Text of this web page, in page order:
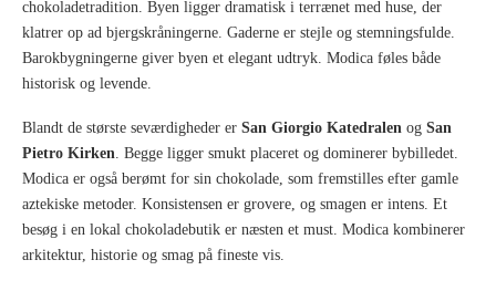
chokoladetradition. Byen ligger dramatisk i terrænet med huse, der
klatrer op ad bjergskråningerne. Gaderne er stejle og stemningsfulde.
Barokbygningerne giver byen et elegant udtryk. Modica føles både
historisk og levende.
Blandt de største seværdigheder er San Giorgio Katedralen og San
Pietro Kirken . Begge ligger smukt placeret og dominerer bybilledet.
Modica er også berømt for sin chokolade, som fremstilles efter gamle
aztekiske metoder. Konsistensen er grovere, og smagen er intens. Et
besøg i en lokal chokoladebutik er næsten et must. Modica kombinerer
arkitektur, historie og smag på fineste vis.